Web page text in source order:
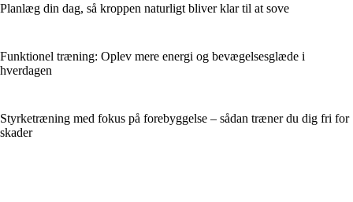
Planlæg din dag, så kroppen naturligt bliver klar til at sove
Funktionel træning: Oplev mere energi og bevægelsesglæde i
hverdagen
Styrketræning med fokus på forebyggelse – sådan træner du dig fri for
skader